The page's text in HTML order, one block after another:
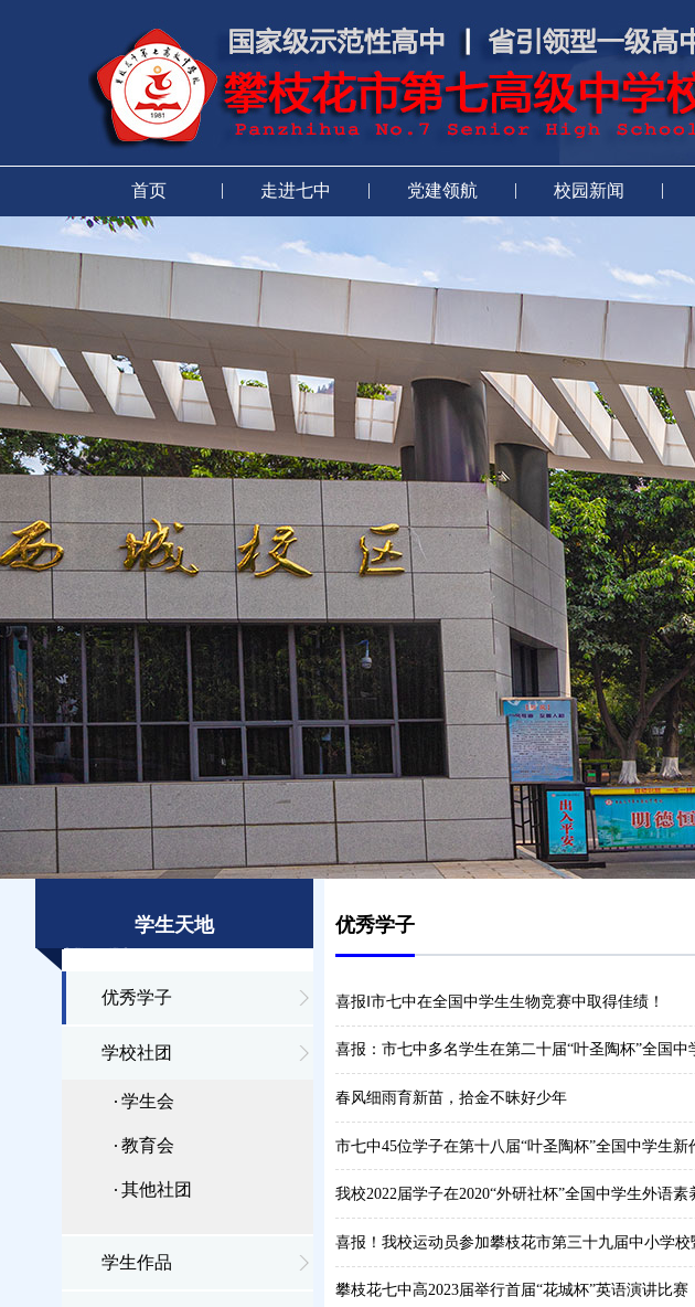
首页 | 走进七中 | 党建领航 | 校园新闻 |
学生天地
优秀学子
学校社团
学生会
教育会
其他社团
学生作品
优秀学子
喜报‖市七中在全国中学生生物竞赛中取得佳绩！
喜报：市七中多名学生在第二十届“叶圣陶杯”全国中
春风细雨育新苗，拾金不昧好少年
市七中45位学子在第十八届“叶圣陶杯”全国中学生新
我校2022届学子在2020“外研社杯”全国中学生外语
喜报！我校运动员参加攀枝花市第三十九届中小学
攀枝花七中高2023届举行首届“花城杯”英语演讲比赛